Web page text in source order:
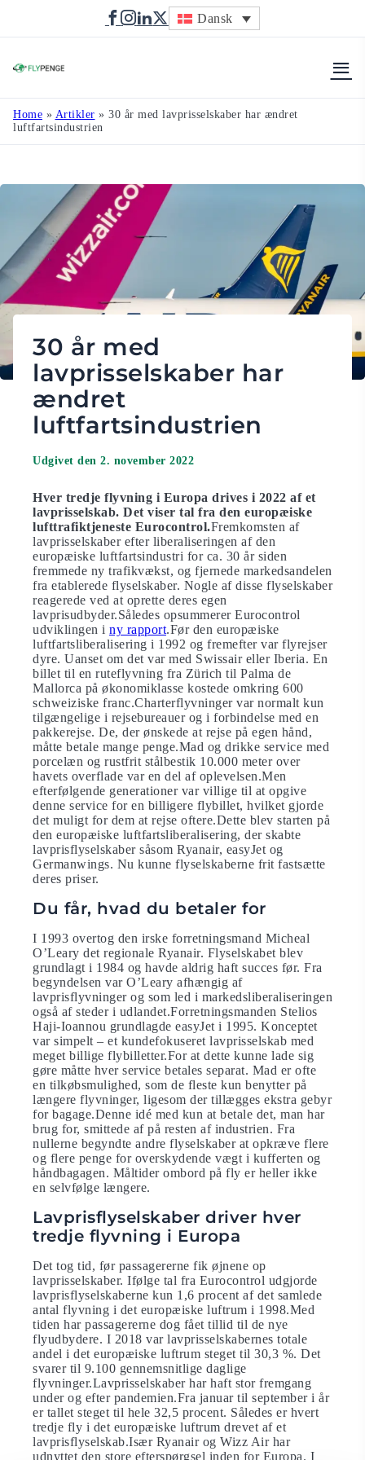
Dansk
Home » Artikler » 30 år med lavprisselskaber har ændret
luftfartsindustrien
30 år med
lavprisselskaber har
ændret
luftfartsindustrien
Udgivet den 2. november 2022
Hver tredje flyvning i Europa drives i 2022 af et
lavprisselskab. Det viser tal fra den europæiske
lufttrafiktjeneste Eurocontrol.Fremkomsten af
lavprisselskaber efter liberaliseringen af den
europæiske luftfartsindustri for ca. 30 år siden
fremmede ny trafikvækst, og fjernede markedsandelen
fra etablerede flyselskaber. Nogle af disse flyselskaber
reagerede ved at oprette deres egen
lavprisudbyder.Således opsummerer Eurocontrol
udviklingen i ny rapport.Før den europæiske
luftfartsliberalisering i 1992 og fremefter var flyrejser
dyre. Uanset om det var med Swissair eller Iberia. En
billet til en ruteflyvning fra Zürich til Palma de
Mallorca på økonomiklasse kostede omkring 600
schweiziske franc.Charterflyvninger var normalt kun
tilgængelige i rejsebureauer og i forbindelse med en
pakkerejse. De, der ønskede at rejse på egen hånd,
måtte betale mange penge.Mad og drikke service med
porcelæn og rustfrit stålbestik 10.000 meter over
havets overflade var en del af oplevelsen.Men
efterfølgende generationer var villige til at opgive
denne service for en billigere flybillet, hvilket gjorde
det muligt for dem at rejse oftere.Dette blev starten på
den europæiske luftfartsliberalisering, der skabte
lavprisflyselskaber såsom Ryanair, easyJet og
Germanwings. Nu kunne flyselskaberne frit fastsætte
deres priser.
Du får, hvad du betaler for
I 1993 overtog den irske forretningsmand Micheal
O’Leary det regionale Ryanair. Flyselskabet blev
grundlagt i 1984 og havde aldrig haft succes før. Fra
begyndelsen var O’Leary afhængig af
lavprisflyvninger og som led i markedsliberaliseringen
også af steder i udlandet.Forretningsmanden Stelios
Haji-Ioannou grundlagde easyJet i 1995. Konceptet
var simpelt – et kundefokuseret lavprisselskab med
meget billige flybilletter.For at dette kunne lade sig
gøre måtte hver service betales separat. Mad er ofte
en tilkøbsmulighed, som de fleste kun benytter på
længere flyvninger, ligesom der tillægges ekstra gebyr
for bagage.Denne idé med kun at betale det, man har
brug for, smittede af på resten af industrien. Fra
nullerne begyndte andre flyselskaber at opkræve flere
og flere penge for overskydende vægt i kufferten og
håndbagagen. Måltider ombord på fly er heller ikke
en selvfølge længere.
Lavprisflyselskaber driver hver
tredje flyvning i Europa
Det tog tid, før passagererne fik øjnene op
lavprisselskaber. Ifølge tal fra Eurocontrol udgjorde
lavprisflyselskaberne kun 1,6 procent af det samlede
antal flyvning i det europæiske luftrum i 1998.Med
tiden har passagererne dog fået tillid til de nye
flyudbydere. I 2018 var lavprisselskabernes totale
andel i det europæiske luftrum steget til 30,3 %. Det
svarer til 9.100 gennemsnitlige daglige
flyvninger.Lavprisselskaber har haft stor fremgang
under og efter pandemien.Fra januar til september i år
er tallet steget til hele 32,5 procent. Således er hvert
tredje fly i det europæiske luftrum drevet af et
lavprisflyselskab.Især Ryanair og Wizz Air har
udnyttet den store efterspørgsel inden for Europa. I